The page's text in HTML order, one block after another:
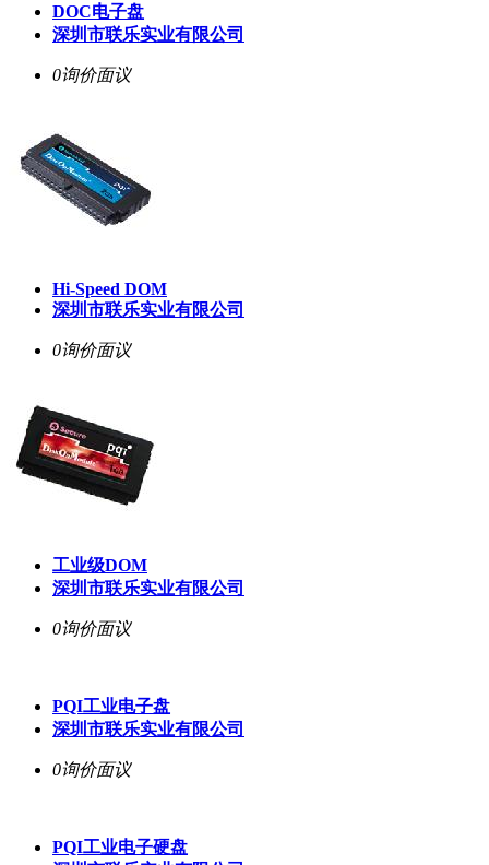
DOC电子盘
深圳市联乐实业有限公司
0询价面议
Hi-Speed DOM
深圳市联乐实业有限公司
0询价面议
工业级DOM
深圳市联乐实业有限公司
0询价面议
PQI工业电子盘
深圳市联乐实业有限公司
0询价面议
PQI工业电子硬盘